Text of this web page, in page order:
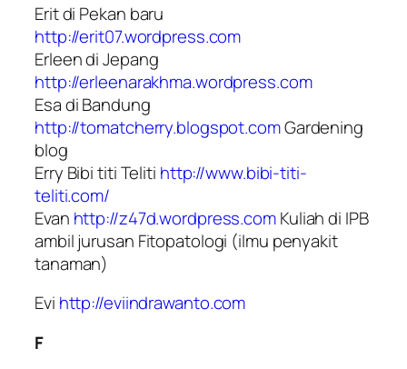
Erit di Pekan baru
http://erit07.wordpress.com
Erleen di Jepang
http://erleenarakhma.wordpress.com
Esa di Bandung
http://tomatcherry.blogspot.comGardening
blog
Erry Bibi titi Teliti http://www.bibi-titi-
teliti.com/
Evan http://z47d.wordpress.comKuliah di IPB
ambil jurusan Fitopatologi (ilmu penyakit
tanaman)
Evi http://eviindrawanto.com
F